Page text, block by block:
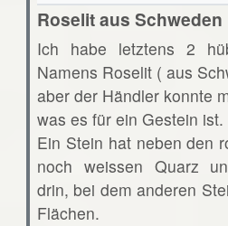
Roselit aus Schweden
Ich habe letztens 2
Namens Roselit ( aus
aber der Händler konnte
was es für ein Gestein ist.
Ein Stein hat neben den
noch weissen Quarz
drin, bei dem anderen
Flächen.